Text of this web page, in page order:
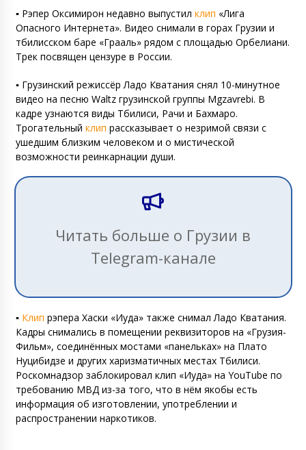
▪️ Рэпер Оксимирон недавно выпустил клип «Лига
Опасного Интернета». Видео снимали в горах Грузии и
тбилисском баре «Грааль» рядом с площадью Орбелиани.
Трек посвящен цензуре в России.
▪️ Грузинский режиссёр Ладо Кватания снял 10-минутное
видео на песню Waltz грузинской группы Mgzavrebi. В
кадре узнаются виды Тбилиси, Рачи и Бахмаро.
Трогательный клип рассказывает о незримой связи с
ушедшим близким человеком и о мистической
возможности реинкарнации души.
Читать больше о Грузии в
Telegram-канале
▪️ Клип рэпера Хаски «Иуда» также снимал Ладо Кватания.
Кадры снимались в помещении реквизиторов на «Грузия-
Фильм», соединённых мостами «панельках» на Плато
Нуцибидзе и других харизматичных местах Тбилиси.
Роскомнадзор заблокировал клип «Иуда» на YouTube по
требованию МВД из-за того, что в нём якобы есть
информация об изготовлении, употреблении и
распространении наркотиков.